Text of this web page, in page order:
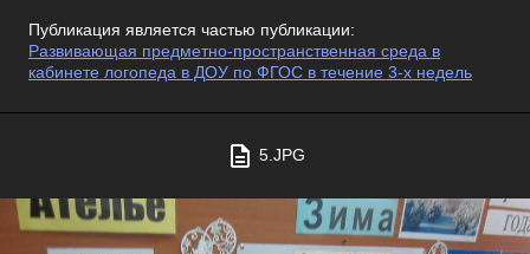
Публикация является частью публикации:
Развивающая предметно-пространственная среда в
кабинете логопеда в ДОУ по ФГОС в течение 3-х недель
5.JPG